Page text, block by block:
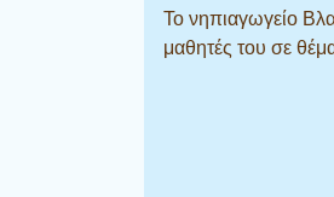
Το νηπιαγωγείο
μαθητές του σε